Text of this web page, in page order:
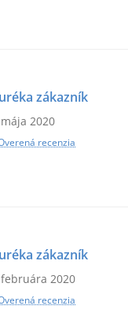
zákazník
2020
recenzia
zákazník
2020
recenzia